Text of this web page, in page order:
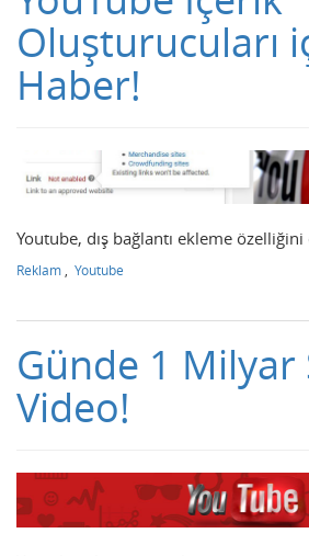
Oluşturucuları
Haber!
Youtube, dış bağlantı ekleme
Reklam , Youtube
Günde 1 Milyar
Video!